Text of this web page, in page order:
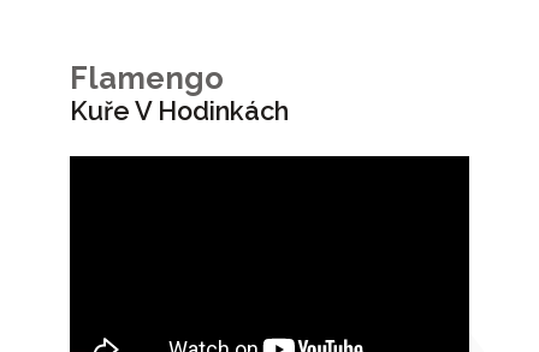
Flamengo
Kuře V Hodinkách